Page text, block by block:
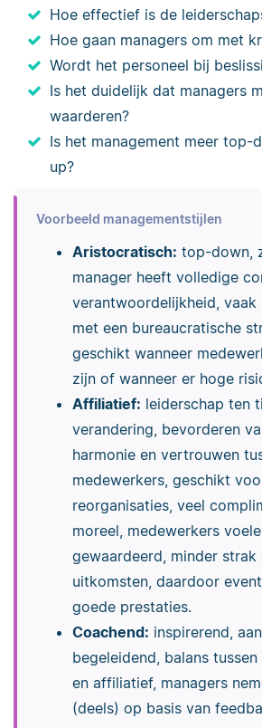
Hoe effectief is de
Hoe gaan managers om met
Wordt het personeel bij
Is het duidelijk dat managers
waarderen?
Is het management meer
up?
Voorbeeld managementstijlen
Aristocratisch: top-down,
manager heeft volledige
verantwoordelijkheid, vaak
met een bureaucratische
geschikt wanneer
zijn of wanneer er hoge
Affiliatief: leiderschap ten
verandering, bevorderen
harmonie en vertrouwen
medewerkers, geschikt
reorganisaties, veel
moreel, medewerkers
gewaardeerd, minder strak
uitkomsten, daardoor
goede prestaties.
Coachend: inspirerend,
begeleidend, balans
en affiliatief, managers
(deels) op basis van